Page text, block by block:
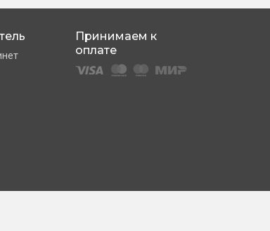
Принимаем к
оплате